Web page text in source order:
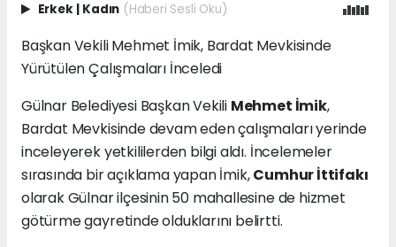
Erkek | Kadın (Haberi Sesli Oku)
Başkan Vekili Mehmet İmik, Bardat Mevkisinde
Yürütülen Çalışmaları İnceledi
Gülnar Belediyesi Başkan Vekili Mehmet İmik,
Bardat Mevkisinde devam eden çalışmaları yerinde
inceleyerek yetkililerden bilgi aldı. İncelemeler
sırasında bir açıklama yapan İmik,Cumhur İttifakı
olarak Gülnar ilçesinin 50 mahallesine de hizmet
götürme gayretinde olduklarını belirtti.